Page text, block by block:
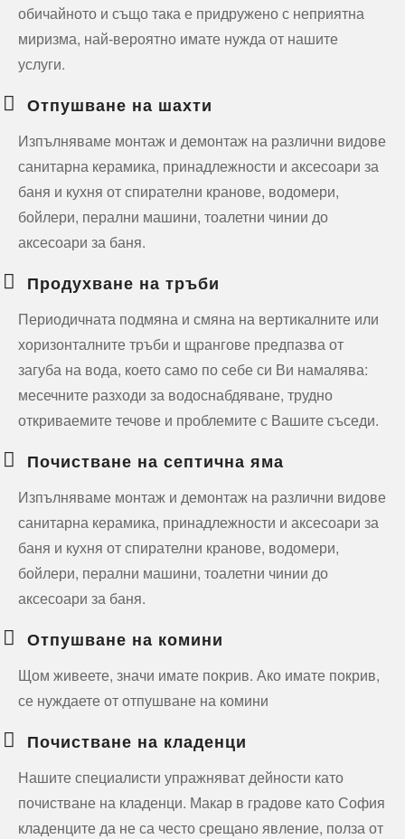
обичайното и също така е придружено с неприятна
миризма, най-вероятно имате нужда от нашите
услуги.
Отпушване на шахти
Изпълняваме монтаж и демонтаж на различни видове
санитарна керамика, принадлежности и аксесоари за
баня и кухня от спирателни кранове, водомери,
бойлери, перални машини, тоалетни чинии до
аксесоари за баня.
Продухване на тръби
Периодичната подмяна и смяна на вертикалните или
хоризонталните тръби и щрангове предпазва от
загуба на вода, което само по себе си Ви намалява:
месечните разходи за водоснабдяване, трудно
откриваемите течове и проблемите с Вашите съседи.
Почистване на септична яма
Изпълняваме монтаж и демонтаж на различни видове
санитарна керамика, принадлежности и аксесоари за
баня и кухня от спирателни кранове, водомери,
бойлери, перални машини, тоалетни чинии до
аксесоари за баня.
Отпушване на комини
Щом живеете, значи имате покрив. Ако имате покрив,
се нуждаете от отпушване на комини
Почистване на кладенци
Нашите специалисти упражняват дейности като
почистване на кладенци. Макар в градове като София
кладенците да не са често срещано явление, полза от